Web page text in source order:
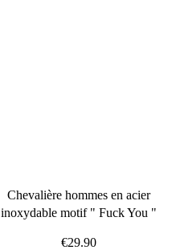
Chevalière hommes en acier
inoxydable motif " Fuck You "
€29.90